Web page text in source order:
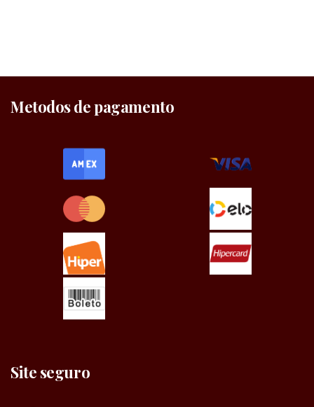
Metodos de pagamento
Site seguro